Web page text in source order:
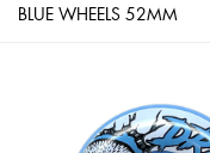
BLUE WHEELS 52MM